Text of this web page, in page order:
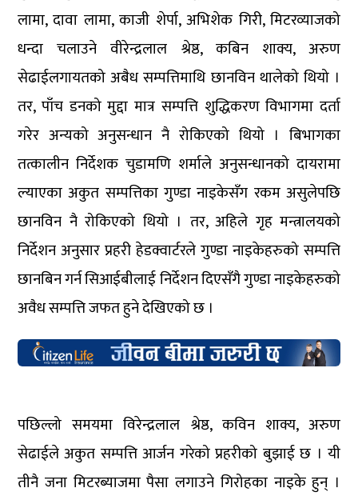
लामा, दावा लामा, काजी शेर्पा, अभिशेक गिरी, मिटरव्याजको
धन्दा चलाउने वीरेन्द्रलाल श्रेष्ठ, कबिन शाक्य, अरुण
सेढाईलगायतको अबैध सम्पत्तिमाथि छानविन थालेको थियो ।
तर, पाँच डनको मुद्दा मात्र सम्पत्ति शुद्धिकरण विभागमा दर्ता
गरेर अन्यको अनुसन्धान नै रोकिएको थियो । बिभागका
तत्कालीन निर्देशक चुडामणि शर्माले अनुसन्धानको दायरामा
ल्याएका अकुत सम्पत्तिका गुण्डा नाइकेसँग रकम असुलेपछि
छानविन नै रोकिएको थियो । तर, अहिले गृह मन्त्रालयको
निर्देशन अनुसार प्रहरी हेडक्वार्टरले गुण्डा नाइकेहरुको सम्पत्ति
छानबिन गर्न सिआईबीलाई निर्देशन दिएसँगै गुण्डा नाइकेहरुको
अवैध सम्पत्ति जफत हुने देखिएको छ ।
पछिल्लो समयमा विरेन्द्रलाल श्रेष्ठ, कविन शाक्य, अरुण
सेढाईले अकुत सम्पत्ति आर्जन गरेको प्रहरीको बुझाई छ । यी
तीनै जना मिटरब्याजमा पैसा लगाउने गिरोहका नाइके हुन् ।